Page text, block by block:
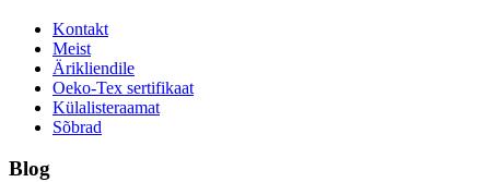
Kontakt
Meist
Ärikliendile
Oeko-Tex sertifikaat
Külalisteraamat
Sõbrad
Blog